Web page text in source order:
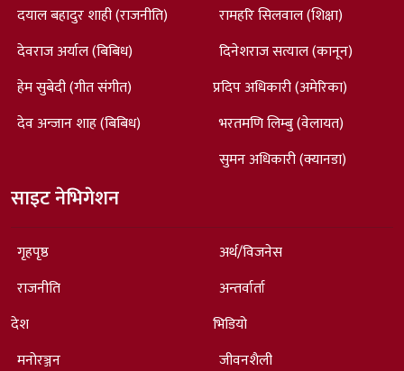
दयाल बहादुर शाही (राजनीति)
देवराज अर्याल (बिबिध)
हेम सुबेदी (गीत संगीत)
देव अन्जान शाह (बिबिध)
रामहरि सिलवाल (शिक्षा)
दिनेशराज सत्याल (कानून)
प्रदिप अधिकारी (अमेरिका)
भरतमणि लिम्बु (वेलायत)
सुमन अधिकारी (क्यानडा)
साइट नेभिगेशन
गृहपृष्ठ
राजनीति
देश
मनोरञ्जन
अर्थ/विजनेस
अन्तर्वार्ता
भिडियो
जीवनशैली